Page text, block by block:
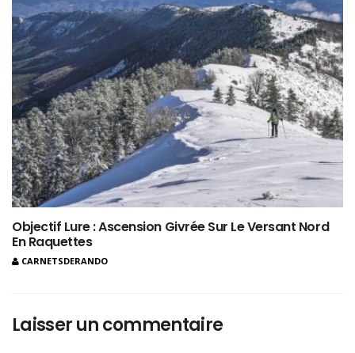
Objectif Lure : Ascension Givrée Sur Le Versant Nord
En Raquettes
CARNETSDERANDO
Laisser un commentaire